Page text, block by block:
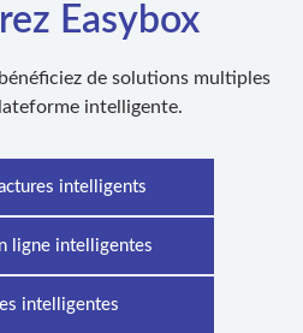
Easybox
de solutions multiples
intelligente.
intelligents
ligne intelligentes
intelligentes